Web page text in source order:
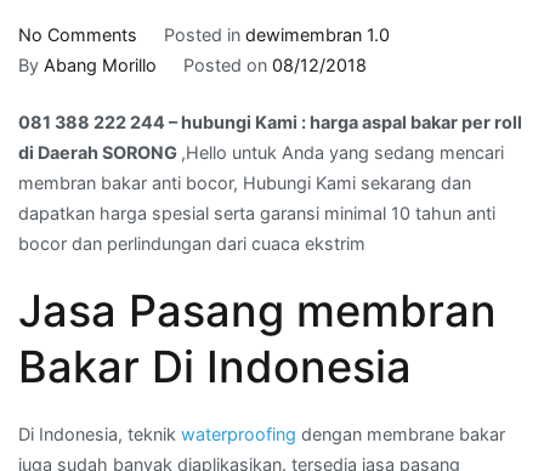
No Comments
081
222
244
–
hubungi
Kami
harga
bakar
roll
di
Posted in dewimembran 1.0
By Abang Morillo Posted on 08/12/2018
081 388 222 244 – hubungi Kami : harga aspal bakar per roll
di Daerah SORONG ,Hello untuk Anda yang sedang mencari
membran bakar anti bocor, Hubungi Kami sekarang dan
dapatkan harga spesial serta garansi minimal 10 tahun anti
bocor dan perlindungan dari cuaca ekstrim
Jasa Pasang membran
Bakar Di Indonesia
Di Indonesia, teknik waterproofing dengan membrane bakar
juga sudah banyak diaplikasikan. tersedia jasa pasang